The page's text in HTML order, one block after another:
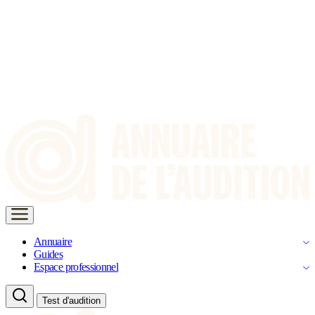
Annuaire
Guides
Espace professionnel
Test d'audition